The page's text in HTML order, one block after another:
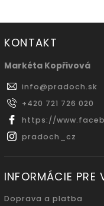
KONTAKT
Markéta Kopřivová
info@pradoch.sk
+420 721 726 020
https://
pradoch_cz
INFORMÁCIE PRE
Doprava a platba